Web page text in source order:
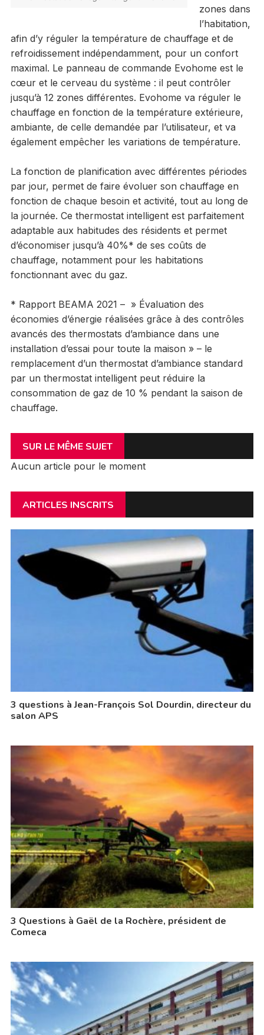
zones dans
l’habitation,
afin d’y réguler la température de chauffage et de
refroidissement indépendamment, pour un confort
maximal. Le panneau de commande Evohome est le
cœur et le cerveau du système : il peut contrôler
jusqu’à 12 zones différentes. Evohome va réguler le
chauffage en fonction de la température extérieure,
ambiante, de celle demandée par l’utilisateur, et va
également empêcher les variations de température.
La fonction de planification avec différentes périodes
par jour, permet de faire évoluer son chauffage en
fonction de chaque besoin et activité, tout au long de
la journée. Ce thermostat intelligent est parfaitement
adaptable aux habitudes des résidents et permet
d’économiser jusqu’à 40%* de ses coûts de
chauffage, notamment pour les habitations
fonctionnant avec du gaz.
* Rapport BEAMA 2021 – » Évaluation des
économies d’énergie réalisées grâce à des contrôles
avancés des thermostats d’ambiance dans une
installation d’essai pour toute la maison » – le
remplacement d’un thermostat d’ambiance standard
par un thermostat intelligent peut réduire la
consommation de gaz de 10 % pendant la saison de
chauffage.
SUR LE MÊME SUJET
Aucun article pour le moment
ARTICLES INSCRITS
3 questions à Jean-François Sol Dourdin, directeur du
salon APS
3 Questions à Gaël de la Rochère, président de
Comeca